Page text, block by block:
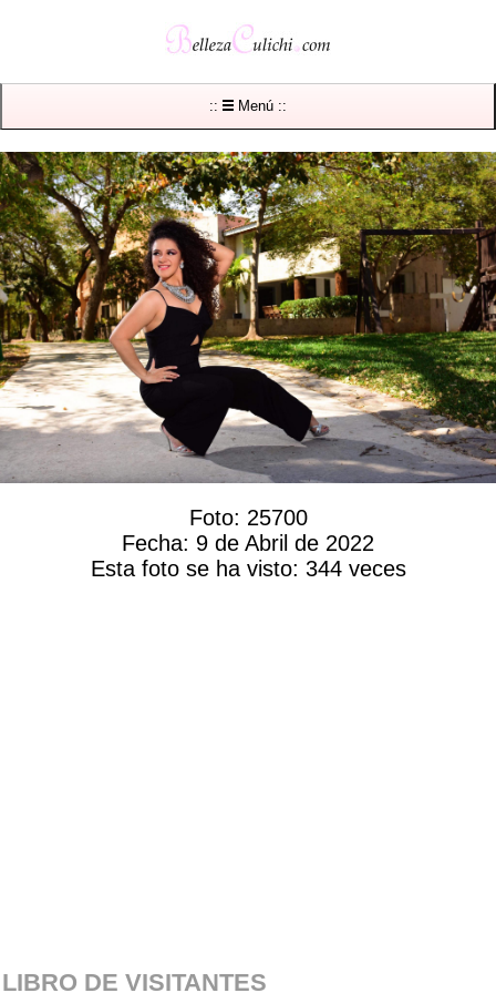
:: Menú ::
Foto: 25700
Fecha: 9 de Abril de 2022
Esta foto se ha visto: 344 veces
LIBRO DE VISITANTES